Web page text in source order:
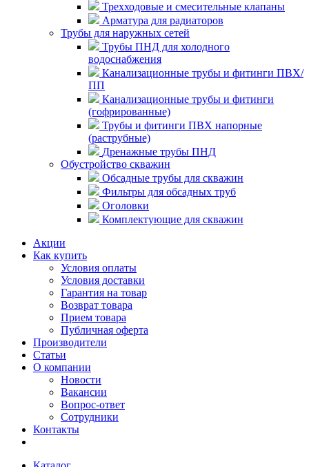
Трехходовые и смесительные клапаны
Арматура для радиаторов
Трубы для наружных сетей
Трубы ПНД для холодного
водоснабжения
Канализационные трубы и фитинги ПВХ/
ПП
Канализационные трубы и фитинги
(гофрированные)
Трубы и фитинги ПВХ напорные
(раструбные)
Дренажные трубы ПНД
Обустройство скважин
Обсадные трубы для скважин
Фильтры для обсадных труб
Оголовки
Комплектующие для скважин
Акции
Как купить
Условия оплаты
Условия доставки
Гарантия на товар
Возврат товара
Прием товара
Публичная оферта
Производители
Статьи
О компании
Новости
Вакансии
Вопрос-ответ
Сотрудники
Контакты